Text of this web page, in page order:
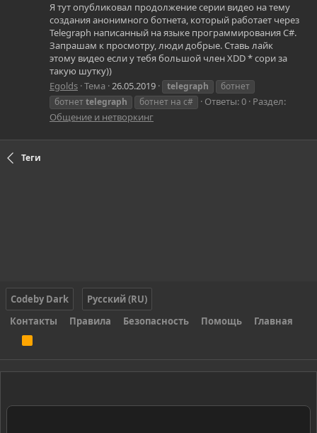
Я тут опубликовал продолжение серии видео на тему
создания анонимного ботнета, который работает через
Telegraph написанный на языке программирования C#.
Запрашам к просмотру, люди добрые. Ставь лайк
этому видео если у тебя большой член XDD * сори за
такую шутку))
Egolds Тема 26.05.2019 telegraph
ботнет
ботнетtelegraph ботнет на c# Ответы: 0 Раздел:
Общение и нетворкинг
Теги
Codeby Dark
Русский (RU)
Контакты
Правила Безопасность Помощь Главная
S